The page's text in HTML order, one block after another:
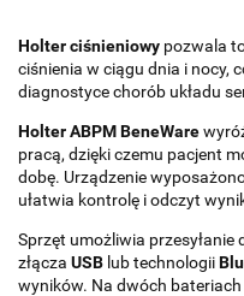
Holter ciśnieniowy pozwala
ciśnienia w ciągu dnia i nocy,
diagnostyce chorób układu
Holter ABPM BeneWare
pracą, dzięki czemu pacjent
dobę. Urządzenie
ułatwia kontrolę i odczyt
Sprzęt umożliwia
złącza USB lub technologii
wyników. Na dwóch